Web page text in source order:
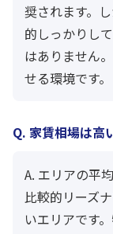
奨されます。
的しっかりし
はありません
せる環境です。
Q. 家賃相場は高
A. エリアの平
比較的リーズ
いエリアです